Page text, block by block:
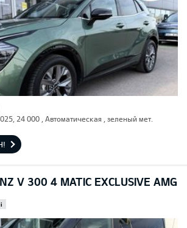
24 000 , Автоматическая , зеленый мет.
V 300 4 MATIC EXCLUSIVE AMG
i